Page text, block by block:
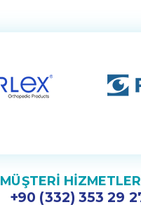
MÜŞTERİ
+90 (332) 353 29